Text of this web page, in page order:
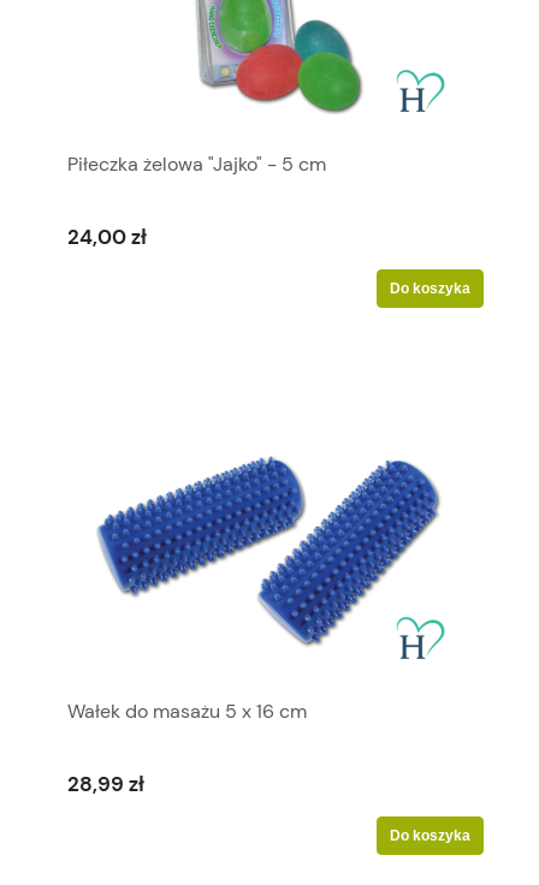
Piłeczka żelowa "Jajko" - 5 cm
24,00 zł
Do koszyka
Wałek do masażu 5 x 16 cm
28,99 zł
Do koszyka